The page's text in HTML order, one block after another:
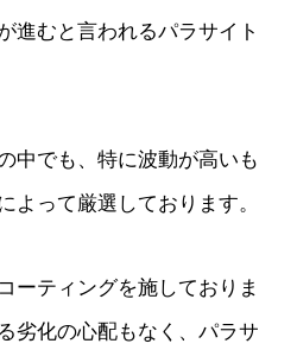
進むと言われるパラサイト
中でも、特に波動が高いも
よって厳選しております。
ーティングを施しておりま
劣化の心配もなく、パラサ